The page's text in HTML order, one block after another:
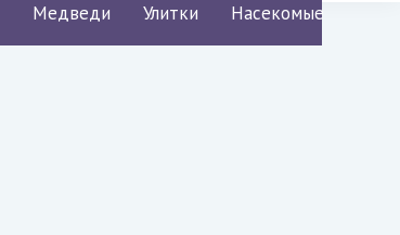
Медведи Улитки Насекомые